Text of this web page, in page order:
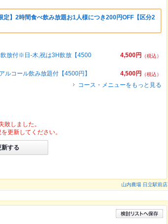
限定】2時間食べ飲み放題お1人様につき200円OFF【区分2
4,500円
（税込）
放付※日-木,祝は3H飲放【4500
4,500円
（税込）
コール飲み放題付【4500円】
コース・メニューをもっと見る
敗しました。
更新してください。
する
山内農場 日立駅前店